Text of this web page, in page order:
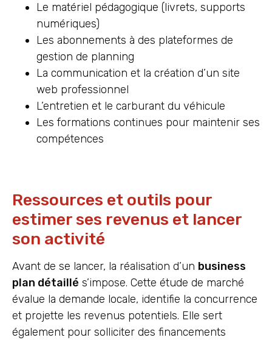
Le matériel pédagogique (livrets, supports
numériques)
Les abonnements à des plateformes de
gestion de planning
La communication et la création d’un site
web professionnel
L’entretien et le carburant du véhicule
Les formations continues pour maintenir ses
compétences
Ressources et outils pour
estimer ses revenus et lancer
son activité
Avant de se lancer, la réalisation d’un business
plan détaillé s’impose. Cette étude de marché
évalue la demande locale, identifie la concurrence
et projette les revenus potentiels. Elle sert
également pour solliciter des financements